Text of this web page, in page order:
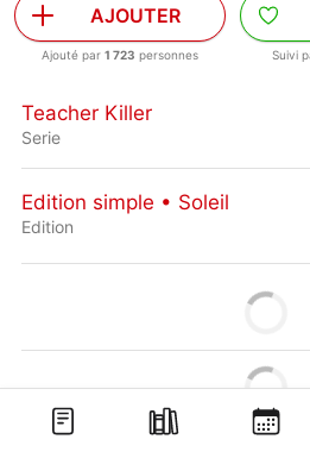
AJOUTER
Ajouté par 1 723 personnes Suivi
Teacher Killer
Serie
Edition simple • Soleil
Edition